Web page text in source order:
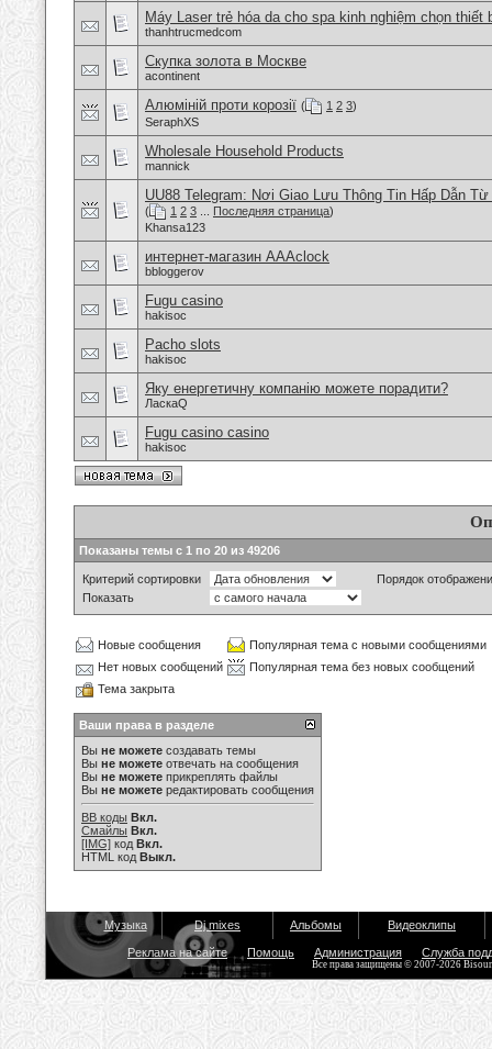
Máy Laser trẻ hóa da cho spa kinh nghiệm chọn thiết
thanhtrucmedcom
Скупка золота в Москве
acontinent
Алюміній проти корозії ( 1 2 3)
SeraphXS
Wholesale Household Products
mannick
UU88 Telegram: Nơi Giao Lưu Thông Tin Hấp Dẫn
( 1 2 3 Последняя страница)
Khansa123
интернет-магазин AAAclock
bbloggerov
Fugu casino
hakisoc
Pacho slots
hakisoc
Яку енергетичну компанію можете порадити?
ЛаскаQ
Fugu casino casino
hakisoc
Показаны темы с 1 по 20 из 49206
Критерий сортировки
Порядок
Показать
Новые сообщения
Популярная тема с новыми сообщениями
Нет новых сообщений
Популярная тема без новых сообщений
Тема закрыта
Ваши права в разделе
Вы не можете создавать темы
Вы не можете отвечать на сообщения
Вы не можете прикреплять файлы
Вы не можете редактировать сообщения
BB коды Вкл.
Смайлы Вкл.
[IMG] код Вкл.
HTML код Выкл.
Музыка Dj mixes Альбомы Видеоклипы
Реклама на сайте Помощь Администрация Служба
Все права защищены © 2007-2026